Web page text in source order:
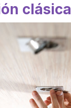
clásica